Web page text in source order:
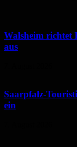
Walsheim richtet
aus
Saarpfalz-
ein